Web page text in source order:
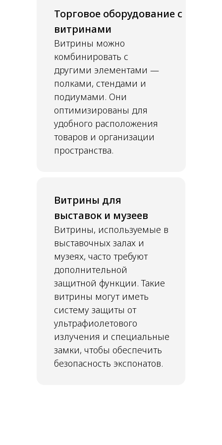
Витрины для
выставок и музеев
Витрины, используемые в
выставочных залах и
музеях, часто требуют
дополнительной
защитной функции. Такие
витрины могут иметь
систему защиты от
ультрафиолетового
излучения и специальные
замки, чтобы обеспечить
безопасность экспонатов.
Торговое оборудование с
витринами
Витрины можно
комбинировать с
другими элементами —
полками, стендами и
подиумами. Они
оптимизированы для
удобного расположения
товаров и организации
пространства.